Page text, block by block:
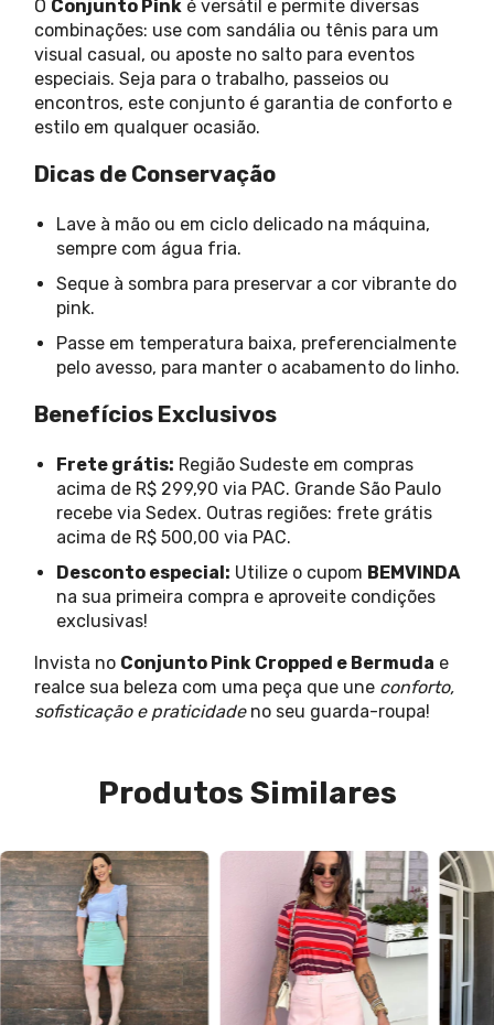
O Conjunto Pink é versátil e permite diversas
combinações: use com sandália ou tênis para um
visual casual, ou aposte no salto para eventos
especiais. Seja para o trabalho, passeios ou
encontros, este conjunto é garantia de conforto e
estilo em qualquer ocasião.
Dicas de Conservação
Lave à mão ou em ciclo delicado na máquina,
sempre com água fria.
Seque à sombra para preservar a cor vibrante do
pink.
Passe em temperatura baixa, preferencialmente
pelo avesso, para manter o acabamento do linho.
Benefícios Exclusivos
Frete grátis: Região Sudeste em compras
acima de R$ 299,90 via PAC. Grande São Paulo
recebe via Sedex. Outras regiões: frete grátis
acima de R$ 500,00 via PAC.
Desconto especial: Utilize o cupom BEMVINDA
na sua primeira compra e aproveite condições
exclusivas!
Invista no Conjunto Pink Cropped e Bermuda e
realce sua beleza com uma peça que une conforto,
sofisticação e praticidadeno seu guarda-roupa!
Produtos Similares